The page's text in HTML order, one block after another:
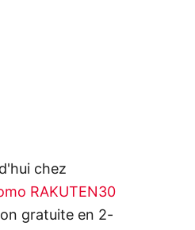
chez
RAKUTEN30
gratuite en 2-